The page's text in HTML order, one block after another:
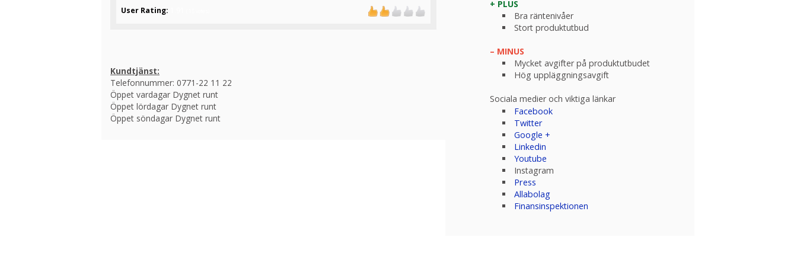
User Rating:
Kundtjänst:
Telefonnummer: 0771-22 11 22
Öppet vardagar Dygnet runt
Öppet lördagar Dygnet runt
Öppet söndagar Dygnet runt
+ PLUS
Bra räntenivåer
Stort produktutbud
– MINUS
Mycket avgifter på produktutbudet
Hög uppläggningsavgift
Sociala medier och viktiga länkar
Facebook
Twitter
Google +
Linkedin
Youtube
Instagram
Press
Allabolag
Finansinspektionen